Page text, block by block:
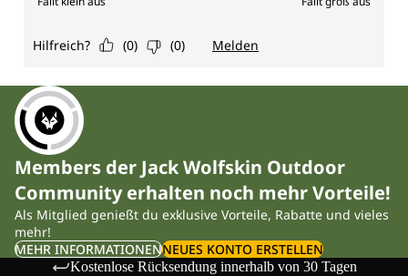
Members der Jack Wolfskin Outdoor
Community erhalten noch mehr Vorteile!
Als Mitglied genießt du exklusive Vorteile, Rabatte und vieles
mehr!
MEHR INFORMATIONENNEUES KONTO ERSTELLEN
Kostenlose Rücksendung innerhalb von 30 Tagen